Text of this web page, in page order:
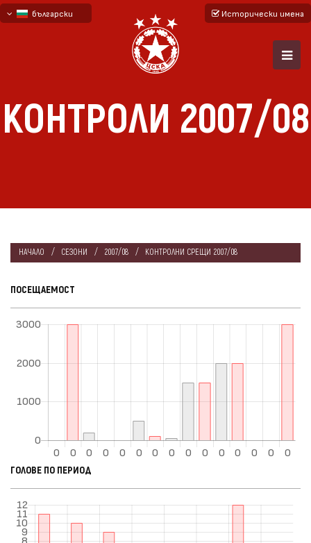
български
Исторически имена
КОНТРОЛИ 2007/08
НАЧАЛО СЕЗОНИ 2007/08 КОНТРОЛНИ СРЕЩИ 2007/08
ПОСЕЩАЕМОСТ
ГОЛОВЕ ПО ПЕРИОД